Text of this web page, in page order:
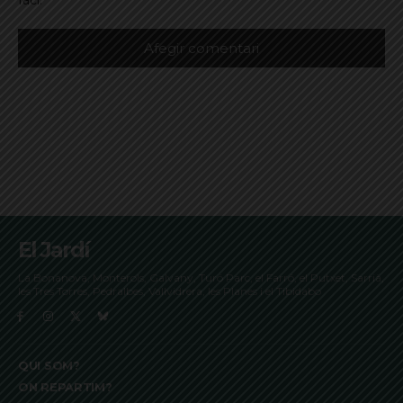
El Jardí
La Bonanova, Monterols, Galvany, Turó Parc, el Farró, el Putxet, Sarrià,
les Tres Torres, Pedralbes, Vallvidrera, les Planes i el Tibidabo
QUI SOM?
ON REPARTIM?